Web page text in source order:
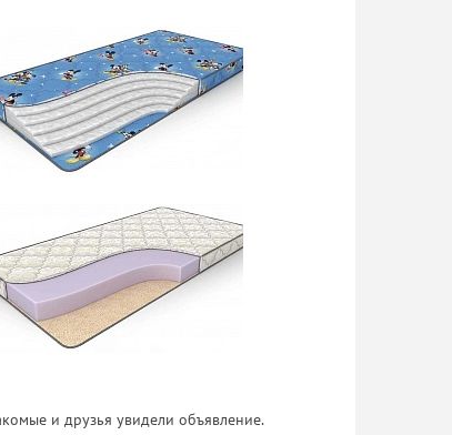
и друзья увидели объявление.